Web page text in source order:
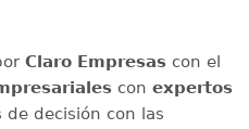
Claro Empresascon el
con expertos
de decisión con las